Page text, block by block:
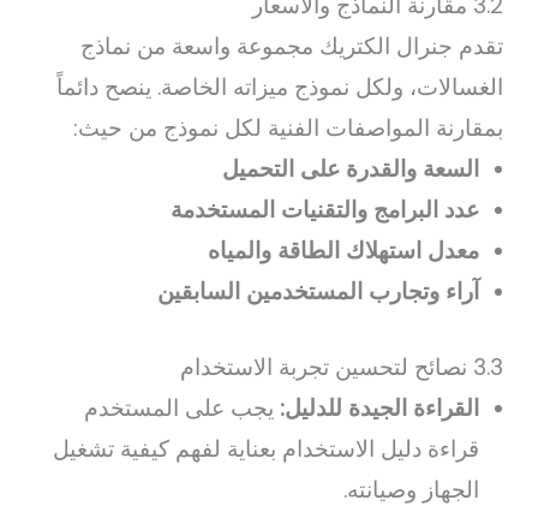
تقدم جنرال الكتريك مجموعة واسعة من نماذج
الغسالات، ولكل نموذج ميزاته الخاصة. ينصح دائماً
بمقارنة المواصفات الفنية لكل نموذج من حيث:
السعة والقدرة على التحميل
عدد البرامج والتقنيات المستخدمة
معدل استهلاك الطاقة والمياه
آراء وتجارب المستخدمين السابقين
3.3 نصائح لتحسين تجربة الاستخدام
القراءة الجيدة للدليل: يجب على المستخدم
قراءة دليل الاستخدام بعناية لفهم كيفية تشغيل
الجهاز وصيانته.